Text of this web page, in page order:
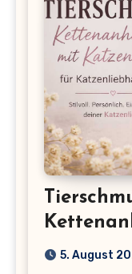
5. August